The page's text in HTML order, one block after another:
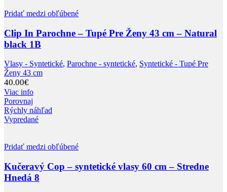
Pridať medzi obľúbené
Clip In Parochne – Tupé Pre Ženy 43 cm – Natural
black 1B
Vlasy - Syntetické, Parochne - syntetické, Syntetické - Tupé Pre
Ženy 43 cm
40.00€
Viac info
Porovnaj
Rýchly náhľad
Vypredané
Pridať medzi obľúbené
Kučeravý Cop – syntetické vlasy 60 cm – Stredne
Hnedá 8